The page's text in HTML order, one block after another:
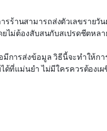
รร้านสามารถส่งตัวเลขรายวั
ยไม่ต้องสับสนกับสเปรดชีตหล
มีการส่งข้อมูล วิธีนี้จะทำให้กา
ด้ที่แม่นยำ ไม่มีใครควรต้องเ